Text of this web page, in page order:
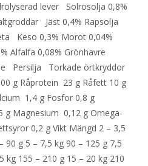
lever Solrosolja 0,8%
Jäst 0,4% Rapsolja
Keso 0,3% Morot 0,04%
Alfalfa 0,08% Grönhavre
Persilja Torkade örtkryddor
g Råprotein 23 g Råfett 10 g
1,4 g Fosfor 0,8 g
Magnesium 0,12 g Omega-
0,2 g Vikt Mängd 2 – 3,5
90 g 5 – 7,5 kg 90 – 125 g 7,5
kg 155 – 210 g 15 – 20 kg 210